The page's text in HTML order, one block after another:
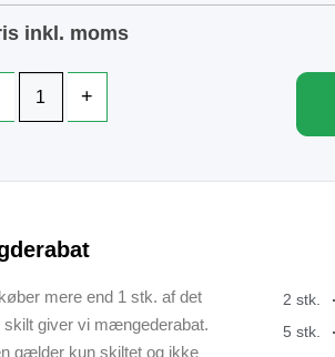
inkl. moms
mere end 1 stk. af det
giver vi mængederabat.
gælder kun skiltet og ikke
2 stk.
5 stk.